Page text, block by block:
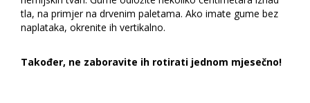
tla, na primjer na drvenim paletama. Ako imate gume bez
naplataka, okrenite ih vertikalno.
Također, ne zaboravite ih rotirati jednom mjesečno!